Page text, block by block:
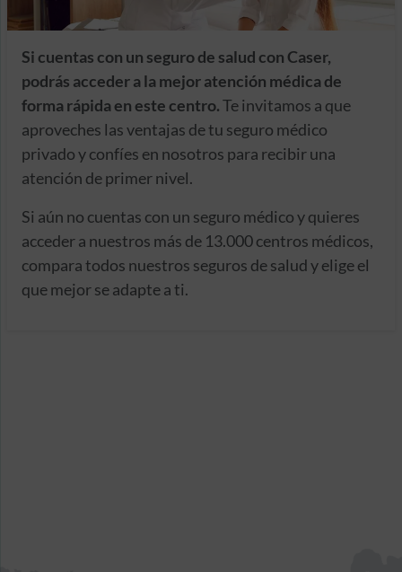
Si cuentas con un seguro de salud con Caser,
podrás acceder a la mejor atención médica de
forma rápida en este centro.Te invitamos a que
aproveches las ventajas de tu seguro médico
privado y confíes en nosotros para recibir una
atención de primer nivel.
Si aún no cuentas con un seguro médico y quieres
acceder a nuestros más de 13.000 centros médicos,
compara todos nuestros seguros de salud y elige el
que mejor se adapte a ti.